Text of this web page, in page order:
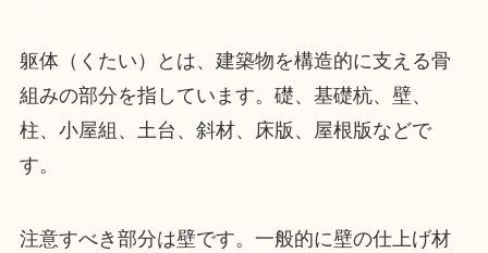
躯体（くたい）とは、建築物を構造的に支える骨
組みの部分を指しています。礎、基礎杭、壁、
柱、小屋組、土台、斜材、床版、屋根版などで
す。
注意すべき部分は壁です。一般的に壁の仕上げ材